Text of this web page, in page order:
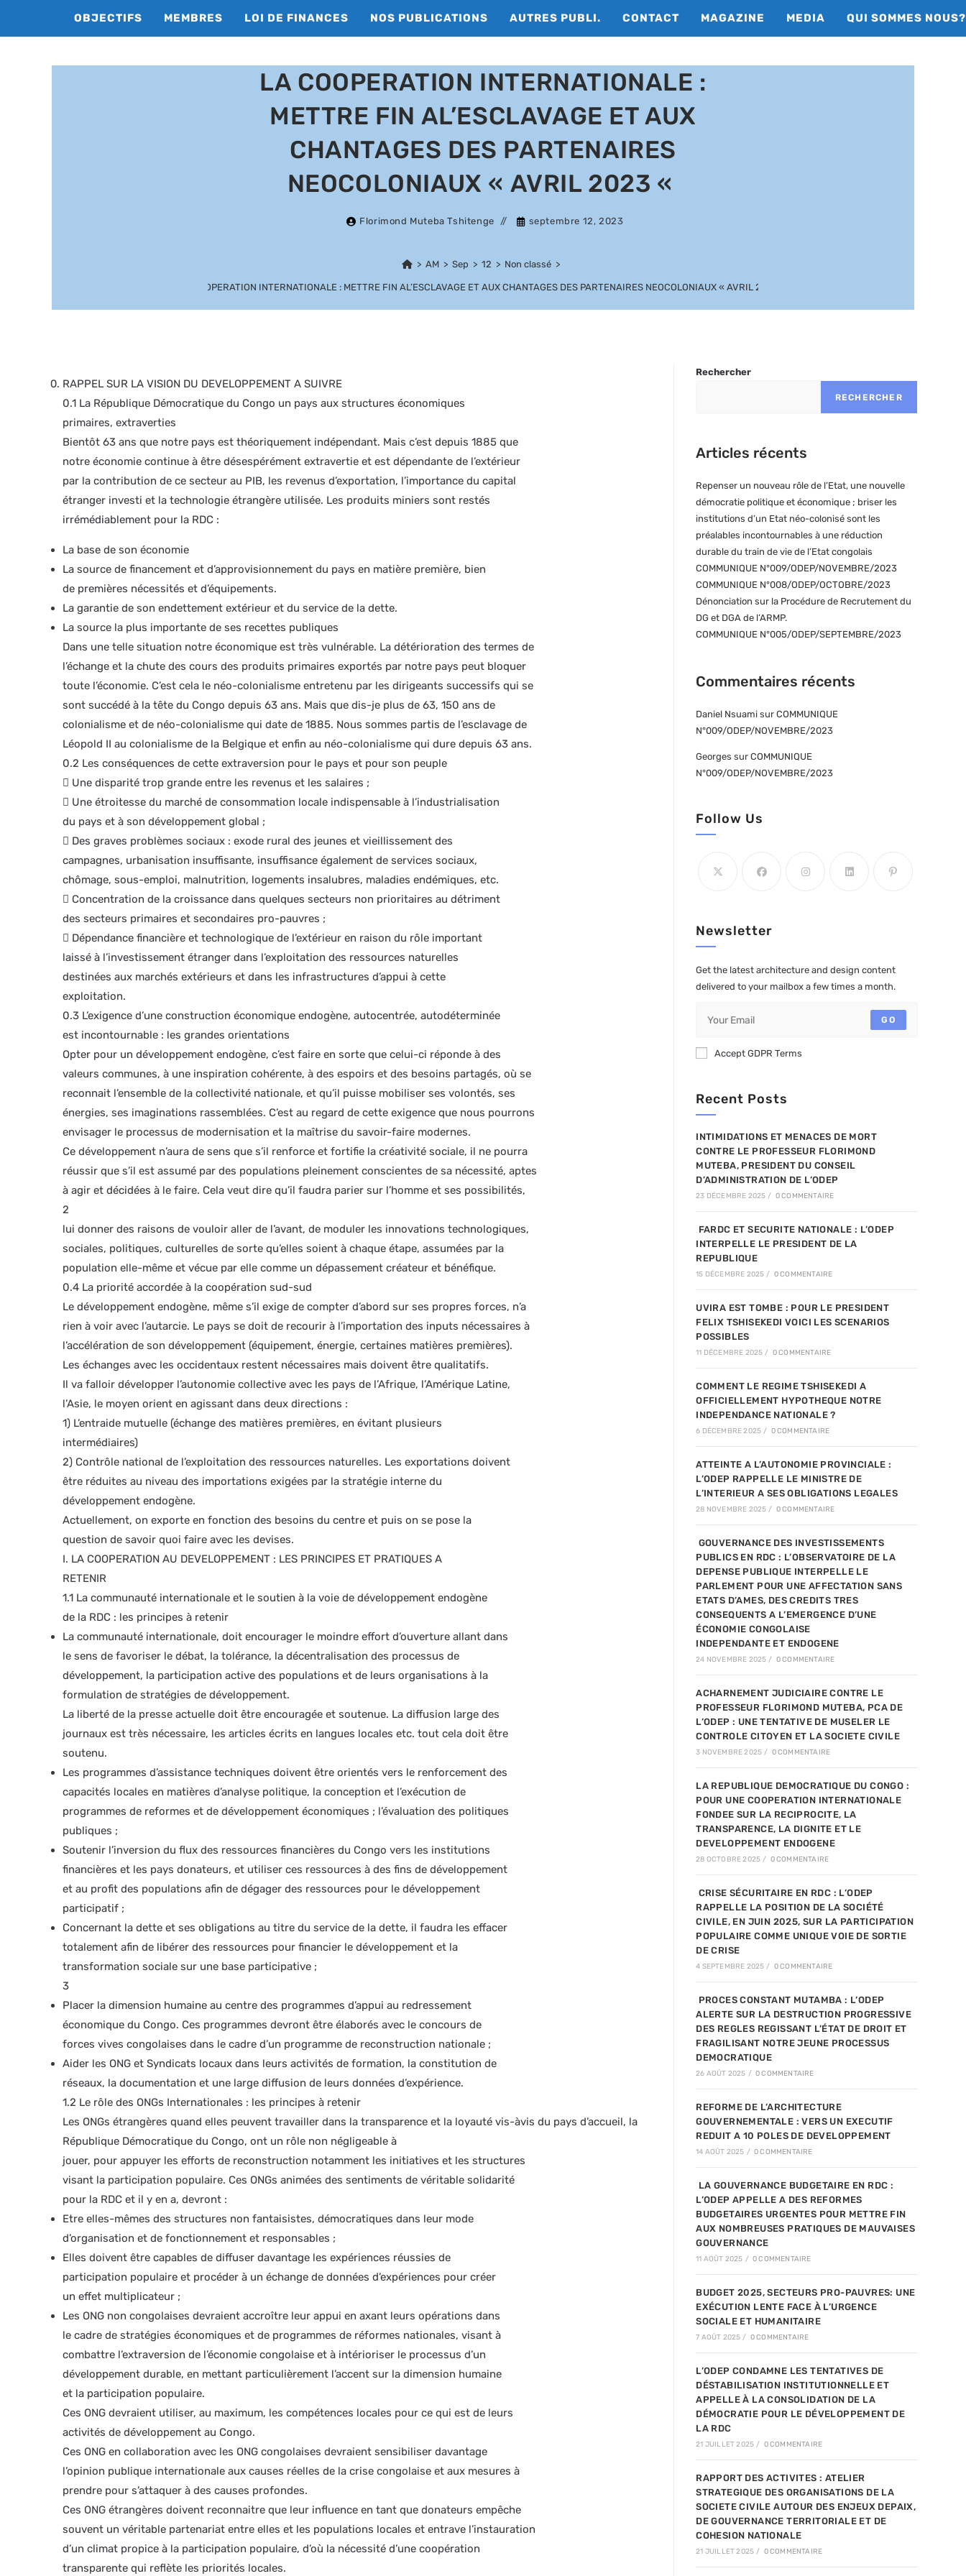
OBJECTIFS MEMBRES LOI DE FINANCES NOS PUBLICATIONS AUTRES PUBLI. CONTACT MAGAZINE MEDIA QUI SOMMES NOUS?
LA COOPERATION INTERNATIONALE :
METTRE FIN AL’ESCLAVAGE ET AUX
CHANTAGES DES PARTENAIRES
NEOCOLONIAUX « AVRIL 2023 «
Florimond Muteba Tshitenge septembre 12, 2023
> AM > Sep > 12 > Non classé >
LA COOPERATION INTERNATIONALE : METTRE FIN AL’ESCLAVAGE ET AUX CHANTAGES DES PARTENAIRES NEOCOLONIAUX « AVRIL 2023 «
RAPPEL SUR LA VISION DU DEVELOPPEMENT A SUIVRE
0.1 La République Démocratique du Congo un pays aux structures économiques
primaires, extraverties
Bientôt 63 ans que notre pays est théoriquement indépendant. Mais c’est depuis 1885 que
notre économie continue à être désespérément extravertie et est dépendante de l’extérieur
par la contribution de ce secteur au PIB, les revenus d’exportation, l’importance du capital
étranger investi et la technologie étrangère utilisée. Les produits miniers sont restés
irrémédiablement pour la RDC :
La base de son économie
La source de financement et d’approvisionnement du pays en matière première, bien
de premières nécessités et d’équipements.
La garantie de son endettement extérieur et du service de la dette.
La source la plus importante de ses recettes publiques
Dans une telle situation notre économique est très vulnérable. La détérioration des termes de
l’échange et la chute des cours des produits primaires exportés par notre pays peut bloquer
toute l’économie. C’est cela le néo-colonialisme entretenu par les dirigeants successifs qui se
sont succédé à la tête du Congo depuis 63 ans. Mais que dis-je plus de 63, 150 ans de
colonialisme et de néo-colonialisme qui date de 1885. Nous sommes partis de l’esclavage de
Léopold II au colonialisme de la Belgique et enfin au néo-colonialisme qui dure depuis 63 ans.
0.2 Les conséquences de cette extraversion pour le pays et pour son peuple
 Une disparité trop grande entre les revenus et les salaires ;
 Une étroitesse du marché de consommation locale indispensable à l’industrialisation
du pays et à son développement global ;
 Des graves problèmes sociaux : exode rural des jeunes et vieillissement des
campagnes, urbanisation insuffisante, insuffisance également de services sociaux,
chômage, sous-emploi, malnutrition, logements insalubres, maladies endémiques, etc.
 Concentration de la croissance dans quelques secteurs non prioritaires au détriment
des secteurs primaires et secondaires pro-pauvres ;
 Dépendance financière et technologique de l’extérieur en raison du rôle important
laissé à l’investissement étranger dans l’exploitation des ressources naturelles
destinées aux marchés extérieurs et dans les infrastructures d’appui à cette
exploitation.
0.3 L’exigence d’une construction économique endogène, autocentrée, autodéterminée
est incontournable : les grandes orientations
Opter pour un développement endogène, c’est faire en sorte que celui-ci réponde à des
valeurs communes, à une inspiration cohérente, à des espoirs et des besoins partagés, où se
reconnait l’ensemble de la collectivité nationale, et qu’il puisse mobiliser ses volontés, ses
énergies, ses imaginations rassemblées. C’est au regard de cette exigence que nous pourrons
envisager le processus de modernisation et la maîtrise du savoir-faire modernes.
Ce développement n’aura de sens que s’il renforce et fortifie la créativité sociale, il ne pourra
réussir que s’il est assumé par des populations pleinement conscientes de sa nécessité, aptes
à agir et décidées à le faire. Cela veut dire qu’il faudra parier sur l’homme et ses possibilités,
2
lui donner des raisons de vouloir aller de l’avant, de moduler les innovations technologiques,
sociales, politiques, culturelles de sorte qu’elles soient à chaque étape, assumées par la
population elle-même et vécue par elle comme un dépassement créateur et bénéfique.
0.4 La priorité accordée à la coopération sud-sud
Le développement endogène, même s’il exige de compter d’abord sur ses propres forces, n’a
rien à voir avec l’autarcie. Le pays se doit de recourir à l’importation des inputs nécessaires à
l’accélération de son développement (équipement, énergie, certaines matières premières).
Les échanges avec les occidentaux restent nécessaires mais doivent être qualitatifs.
Il va falloir développer l’autonomie collective avec les pays de l’Afrique, l’Amérique Latine,
l’Asie, le moyen orient en agissant dans deux directions :
1) L’entraide mutuelle (échange des matières premières, en évitant plusieurs
intermédiaires)
2) Contrôle national de l’exploitation des ressources naturelles. Les exportations doivent
être réduites au niveau des importations exigées par la stratégie interne du
développement endogène.
Actuellement, on exporte en fonction des besoins du centre et puis on se pose la
question de savoir quoi faire avec les devises.
I. LA COOPERATION AU DEVELOPPEMENT : LES PRINCIPES ET PRATIQUES A
RETENIR
1.1 La communauté internationale et le soutien à la voie de développement endogène
de la RDC : les principes à retenir
La communauté internationale, doit encourager le moindre effort d’ouverture allant dans
le sens de favoriser le débat, la tolérance, la décentralisation des processus de
développement, la participation active des populations et de leurs organisations à la
formulation de stratégies de développement.
La liberté de la presse actuelle doit être encouragée et soutenue. La diffusion large des
journaux est très nécessaire, les articles écrits en langues locales etc. tout cela doit être
soutenu.
Les programmes d’assistance techniques doivent être orientés vers le renforcement des
capacités locales en matières d’analyse politique, la conception et l’exécution de
programmes de reformes et de développement économiques ; l’évaluation des politiques
publiques ;
Soutenir l’inversion du flux des ressources financières du Congo vers les institutions
financières et les pays donateurs, et utiliser ces ressources à des fins de développement
et au profit des populations afin de dégager des ressources pour le développement
participatif ;
Concernant la dette et ses obligations au titre du service de la dette, il faudra les effacer
totalement afin de libérer des ressources pour financier le développement et la
transformation sociale sur une base participative ;
3
Placer la dimension humaine au centre des programmes d’appui au redressement
économique du Congo. Ces programmes devront être élaborés avec le concours de
forces vives congolaises dans le cadre d’un programme de reconstruction nationale ;
Aider les ONG et Syndicats locaux dans leurs activités de formation, la constitution de
réseaux, la documentation et une large diffusion de leurs données d’expérience.
1.2 Le rôle des ONGs Internationales : les principes à retenir
Les ONGs étrangères quand elles peuvent travailler dans la transparence et la loyauté vis-àvis du pays d’accueil, la
République Démocratique du Congo, ont un rôle non négligeable à
jouer, pour appuyer les efforts de reconstruction notamment les initiatives et les structures
visant la participation populaire. Ces ONGs animées des sentiments de véritable solidarité
pour la RDC et il y en a, devront :
Etre elles-mêmes des structures non fantaisistes, démocratiques dans leur mode
d’organisation et de fonctionnement et responsables ;
Elles doivent être capables de diffuser davantage les expériences réussies de
participation populaire et procéder à un échange de données d’expériences pour créer
un effet multiplicateur ;
Les ONG non congolaises devraient accroître leur appui en axant leurs opérations dans
le cadre de stratégies économiques et de programmes de réformes nationales, visant à
combattre l’extraversion de l’économie congolaise et à intérioriser le processus d’un
développement durable, en mettant particulièrement l’accent sur la dimension humaine
et la participation populaire.
Ces ONG devraient utiliser, au maximum, les compétences locales pour ce qui est de leurs
activités de développement au Congo.
Ces ONG en collaboration avec les ONG congolaises devraient sensibiliser davantage
l’opinion publique internationale aux causes réelles de la crise congolaise et aux mesures à
prendre pour s’attaquer à des causes profondes.
Ces ONG étrangères doivent reconnaitre que leur influence en tant que donateurs empêche
souvent un véritable partenariat entre elles et les populations locales et entrave l’instauration
d’un climat propice à la participation populaire, d’où la nécessité d’une coopération
transparente qui reflète les priorités locales.
Rechercher
RECHERCHER
Articles récents
Repenser un nouveau rôle de l’Etat, une nouvelle
démocratie politique et économique ; briser les
institutions d’un Etat néo-colonisé sont les
préalables incontournables à une réduction
durable du train de vie de l’Etat congolais
COMMUNIQUE N°009/ODEP/NOVEMBRE/2023
COMMUNIQUE N°008/ODEP/OCTOBRE/2023
Dénonciation sur la Procédure de Recrutement du
DG et DGA de l’ARMP.
COMMUNIQUE N°005/ODEP/SEPTEMBRE/2023
Commentaires récents
Daniel Nsuami surCOMMUNIQUE
N°009/ODEP/NOVEMBRE/2023
Georges surCOMMUNIQUE
N°009/ODEP/NOVEMBRE/2023
Follow Us
Newsletter
Get the latest architecture and design content
delivered to your mailbox a few times a month.
GO
Accept GDPR Terms
Recent Posts
INTIMIDATIONS ET MENACES DE MORT
CONTRE LE PROFESSEUR FLORIMOND
MUTEBA, PRESIDENT DU CONSEIL
D’ADMINISTRATION DE L’ODEP
23 DÉCEMBRE 2025 / 0 COMMENTAIRE
FARDC ET SECURITE NATIONALE : L’ODEP
INTERPELLE LE PRESIDENT DE LA
REPUBLIQUE
15 DÉCEMBRE 2025 / 0 COMMENTAIRE
UVIRA EST TOMBE : POUR LE PRESIDENT
FELIX TSHISEKEDI VOICI LES SCENARIOS
POSSIBLES
11 DÉCEMBRE 2025 / 0 COMMENTAIRE
COMMENT LE REGIME TSHISEKEDI A
OFFICIELLEMENT HYPOTHEQUE NOTRE
INDEPENDANCE NATIONALE ?
6 DÉCEMBRE 2025 / 0 COMMENTAIRE
ATTEINTE A L’AUTONOMIE PROVINCIALE :
L’ODEP RAPPELLE LE MINISTRE DE
L’INTERIEUR A SES OBLIGATIONS LEGALES
28 NOVEMBRE 2025 / 0 COMMENTAIRE
GOUVERNANCE DES INVESTISSEMENTS
PUBLICS EN RDC : L’OBSERVATOIRE DE LA
DEPENSE PUBLIQUE INTERPELLE LE
PARLEMENT POUR UNE AFFECTATION SANS
ETATS D’AMES, DES CREDITS TRES
CONSEQUENTS A L’EMERGENCE D’UNE
ÉCONOMIE CONGOLAISE
INDEPENDANTE ET ENDOGENE
24 NOVEMBRE 2025 / 0 COMMENTAIRE
ACHARNEMENT JUDICIAIRE CONTRE LE
PROFESSEUR FLORIMOND MUTEBA, PCA DE
L’ODEP : UNE TENTATIVE DE MUSELER LE
CONTROLE CITOYEN ET LA SOCIETE CIVILE
3 NOVEMBRE 2025 / 0 COMMENTAIRE
LA REPUBLIQUE DEMOCRATIQUE DU CONGO :
POUR UNE COOPERATION INTERNATIONALE
FONDEE SUR LA RECIPROCITE, LA
TRANSPARENCE, LA DIGNITE ET LE
DEVELOPPEMENT ENDOGENE
28 OCTOBRE 2025 / 0 COMMENTAIRE
CRISE SÉCURITAIRE EN RDC : L’ODEP
RAPPELLE LA POSITION DE LA SOCIÉTÉ
CIVILE, EN JUIN 2025, SUR LA PARTICIPATION
POPULAIRE COMME UNIQUE VOIE DE SORTIE
DE CRISE
4 SEPTEMBRE 2025 / 0 COMMENTAIRE
PROCES CONSTANT MUTAMBA : L’ODEP
ALERTE SUR LA DESTRUCTION PROGRESSIVE
DES REGLES REGISSANT L’ÉTAT DE DROIT ET
FRAGILISANT NOTRE JEUNE PROCESSUS
DEMOCRATIQUE
26 AOÛT 2025 / 0 COMMENTAIRE
REFORME DE L’ARCHITECTURE
GOUVERNEMENTALE : VERS UN EXECUTIF
REDUIT A 10 POLES DE DEVELOPPEMENT
14 AOÛT 2025 / 0 COMMENTAIRE
LA GOUVERNANCE BUDGETAIRE EN RDC :
L’ODEP APPELLE A DES REFORMES
BUDGETAIRES URGENTES POUR METTRE FIN
AUX NOMBREUSES PRATIQUES DE MAUVAISES
GOUVERNANCE
11 AOÛT 2025 / 0 COMMENTAIRE
BUDGET 2025, SECTEURS PRO-PAUVRES: UNE
EXÉCUTION LENTE FACE À L’URGENCE
SOCIALE ET HUMANITAIRE
7 AOÛT 2025 / 0 COMMENTAIRE
L’ODEP CONDAMNE LES TENTATIVES DE
DÉSTABILISATION INSTITUTIONNELLE ET
APPELLE À LA CONSOLIDATION DE LA
DÉMOCRATIE POUR LE DÉVELOPPEMENT DE
LA RDC
21 JUILLET 2025 / 0 COMMENTAIRE
RAPPORT DES ACTIVITES : ATELIER
STRATEGIQUE DES ORGANISATIONS DE LA
SOCIETE CIVILE AUTOUR DES ENJEUX DEPAIX,
DE GOUVERNANCE TERRITORIALE ET DE
COHESION NATIONALE
21 JUILLET 2025 / 0 COMMENTAIRE